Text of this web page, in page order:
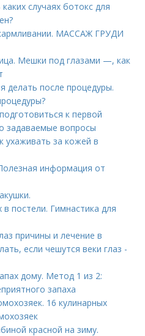
случаях ботокс для
МАССАЖ ГРУДИ
Мешки под глазами —, как
делать после процедуры.
к первой
задаваемые вопросы
за кожей в
информация от
постели. Гимнастика для
причины и лечение в
если чешутся веки глаз -
дому. Метод 1 из 2:
запаха
16 кулинарных
красной на зиму.